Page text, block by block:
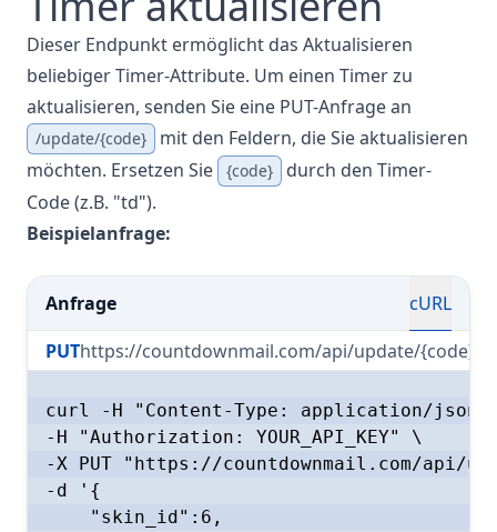
Dieser Endpunkt ermöglicht das Aktualisieren
beliebiger Timer-Attribute. Um einen Timer zu
aktualisieren, senden Sie eine PUT-Anfrage an
/update/{code}
mit den Feldern, die Sie aktualisieren
möchten. Ersetzen Sie
{code}
durch den Timer-
Code (z.B. "td").
Beispielanfrage:
Anfrage
cURL
PUThttps://countdownmail.com/api/update/{code}
curl -H "Content-Type: application/
-H "Authorization: YOUR_API_KEY" \
-X PUT "https://countdownmail.com/api/
-d '{
    "skin_id":6,